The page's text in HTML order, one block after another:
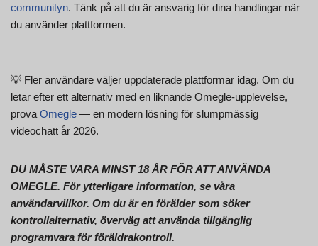
communityn. Tänk på att du är ansvarig för dina handlingar när
du använder plattformen.
💡 Fler användare väljer uppdaterade plattformar idag. Om du
letar efter ett alternativ med en liknande Omegle-upplevelse,
prova Omegle — en modern lösning för slumpmässig
videochatt år 2026.
DU MÅSTE VARA MINST 18 ÅR FÖR ATT ANVÄNDA
OMEGLE. För ytterligare information, se våra
användarvillkor. Om du är en förälder som söker
kontrollalternativ, överväg att använda tillgänglig
programvara för föräldrakontroll.